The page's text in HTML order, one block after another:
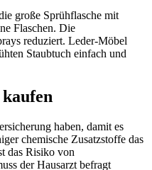
große Sprühflasche mit
Flaschen. Die
reduziert. Leder-Möbel
Staubtuch einfach und
haben, damit es
chemische Zusatzstoffe das
das Risiko von
der Hausarzt befragt